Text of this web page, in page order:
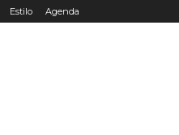
Estilo Agenda